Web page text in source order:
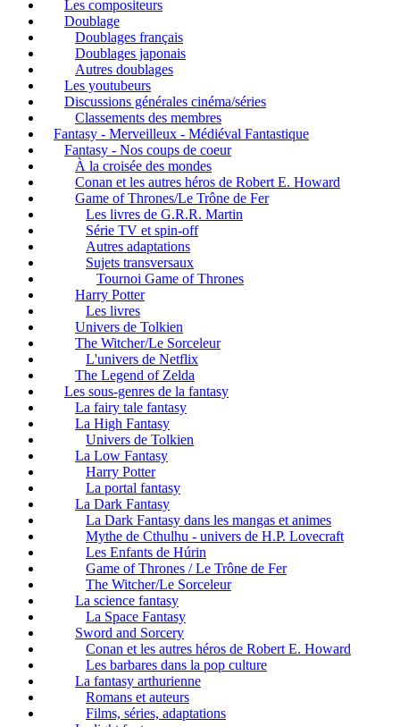
Les compositeurs
Doublage
Doublages français
Doublages japonais
Autres doublages
Les youtubeurs
Discussions générales cinéma/séries
Classements des membres
Fantasy - Merveilleux - Médiéval Fantastique
Fantasy - Nos coups de coeur
À la croisée des mondes
Conan et les autres héros de Robert E. Howard
Game of Thrones/Le Trône de Fer
Les livres de G.R.R. Martin
Série TV et spin-off
Autres adaptations
Sujets transversaux
Tournoi Game of Thrones
Harry Potter
Les livres
Univers de Tolkien
The Witcher/Le Sorceleur
L'univers de Netflix
The Legend of Zelda
Les sous-genres de la fantasy
La fairy tale fantasy
La High Fantasy
Univers de Tolkien
La Low Fantasy
Harry Potter
La portal fantasy
La Dark Fantasy
La Dark Fantasy dans les mangas et animes
Mythe de Cthulhu - univers de H.P. Lovecraft
Les Enfants de Húrin
Game of Thrones / Le Trône de Fer
The Witcher/Le Sorceleur
La science fantasy
La Space Fantasy
Sword and Sorcery
Conan et les autres héros de Robert E. Howard
Les barbares dans la pop culture
La fantasy arthurienne
Romans et auteurs
Films, séries, adaptations